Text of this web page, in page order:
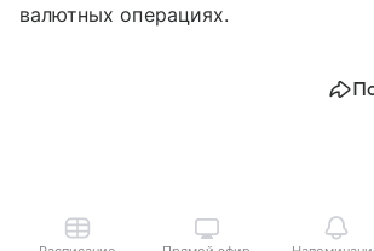
валютных операциях.